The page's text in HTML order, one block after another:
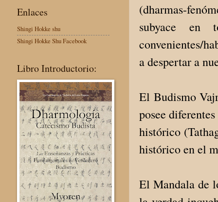
(dharmas-
subyace en
convenientes/
a despertar a
El Budismo
posee
histórico
histórico en el
El Mandala de
Enlaces
Shingi Hokke shu
Shingi Hokke Shu Facebook
Libro Introductorio: